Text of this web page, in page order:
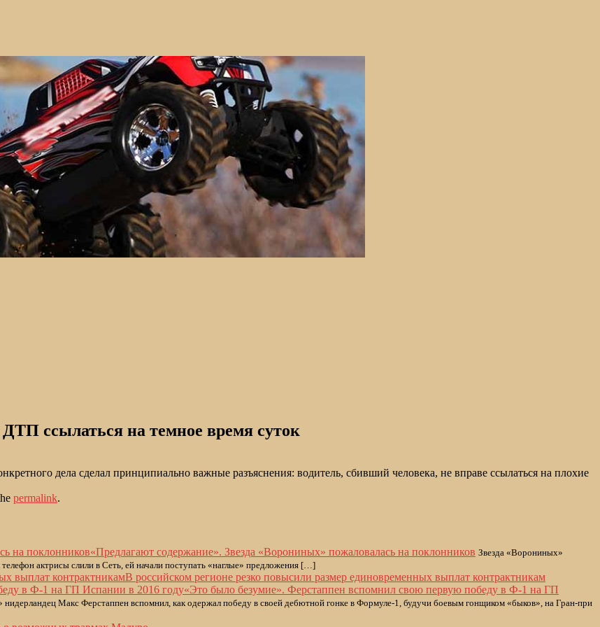
ссылаться на темное время суток
дела сделал принципиально важные разъяснения: водитель, сбивший человека, не вправе ссылаться на плохие
permalink.
«Предлагают содержание». Звезда «Ворониных» пожаловалась на поклонников Звезда «Ворониных»
актрисы слили в Сеть, ей начали поступать «наглые» предложения […]
В российском регионе резко повысили размер единовременных выплат контрактникам
«Это было безумие». Ферстаппен вспомнил свою первую победу в Ф-1 на ГП
Макс Ферстаппен вспомнил, как одержал победу в своей дебютной гонке в Формуле-1, будучи боевым гонщиком «быков», на Гран-при